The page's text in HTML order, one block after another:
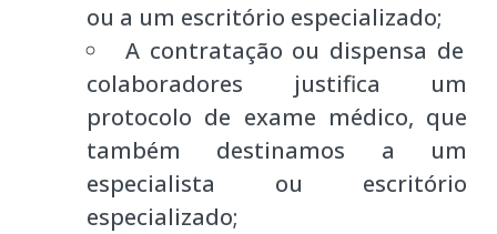
ou a um escritório especializado;
A contratação ou dispensa de
colaboradores justifica um
protocolo de exame médico, que
também destinamos a um
especialista ou escritório
especializado;